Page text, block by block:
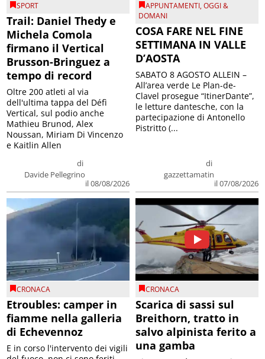
SPORT
Trail: Daniel Thedy e
Michela Comola
firmano il Vertical
Brusson-Bringuez a
tempo di record
di
Davide Pellegrino
il 08/08/2026
Oltre 200 atleti al via
dell'ultima tappa del Défì
Vertical, sul podio anche
Mathieu Brunod, Alex
Noussan, Miriam Di Vincenzo
e Kaitlin Allen
APPUNTAMENTI,OGGI &
DOMANI
COSA FARE NEL FINE
SETTIMANA IN VALLE
D’AOSTA
di
gazzettamatin
il 07/08/2026
SABATO 8 AGOSTO ALLEIN –
All’area verde Le Plan-de-
Clavel prosegue “ItinerDante”,
le letture dantesche, con la
partecipazione di Antonello
Pistritto (...
CRONACA
Etroubles: camper in
fiamme nella galleria
di Echevennoz
E in corso l'intervento dei vigili
CRONACA
Scarica di sassi sul
Breithorn, tratto in
salvo alpinista ferito a
una gamba